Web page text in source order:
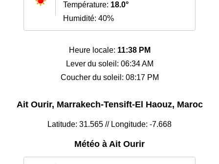
Température: 18.0°
Humidité: 40%
Heure locale: 11:38 PM
Lever du soleil: 06:34 AM
Coucher du soleil: 08:17 PM
Ait Ourir, Marrakech-Tensift-El Haouz, Maroc
Latitude: 31.565 // Longitude: -7.668
Météo à Ait Ourir